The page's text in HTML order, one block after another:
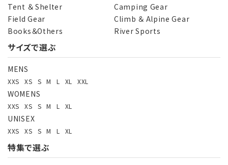
検索する
Tent ＆ Shelter
Camping Gear
Field Gear
Climb ＆ Alpine Gear
Books＆Others
River Sports
サイズで選ぶ
MENS
XXS XS S M L XL XXL
WOMENS
XXS XS S M L XL
UNISEX
XXS XS S M L XL
特集で選ぶ